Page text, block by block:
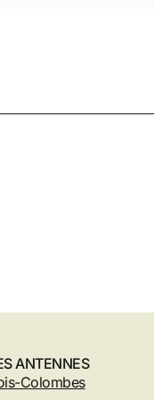
ANTENNES
Colombes